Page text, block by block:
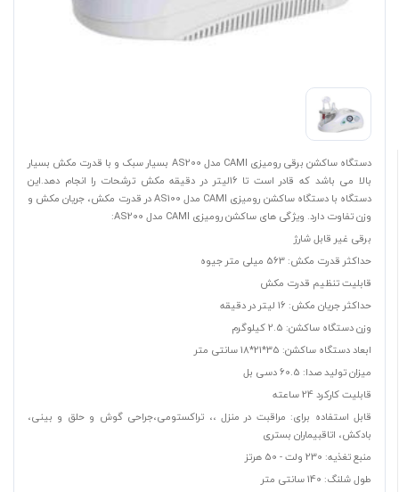
دستگاه ساکشن برقی رومیزی CAMI مدل AS200 بسیار سبک و با قدرت مکش بسیار
بالا می باشد که قادر است تا 16لیتر در دقیقه مکش ترشحات را انجام دهد.این
دستگاه با دستگاه ساکشن رومیزی CAMI مدل AS100 در قدرت مکش، جریان مکش و
وزن تفاوت دارد. ویژگی های ساکشن رومیزی CAMI مدل AS200:
برقی غیر قابل شارژ
حداکثر قدرت مکش: 563 میلی متر جیوه
قابلیت تنظیم قدرت مکش
حداکثر جریان مکش: 16 لیتر در دقیقه
وزن دستگاه ساکشن: 2.5 کیلوگرم
ابعاد دستگاه ساکشن: 35*21*18 سانتی متر
میزان تولید صدا: 60.5 دسی بل
قابلیت کارکرد 24 ساعته
قابل استفاده برای: مراقبت در منزل ،، تراکستومی،جراحی گوش و حلق و بینی،
بادکش، اتاقبیماران بستری
منبع تغذیه: 230 ولت - 50 هرتز
طول شلنگ: 140 سانتی متر